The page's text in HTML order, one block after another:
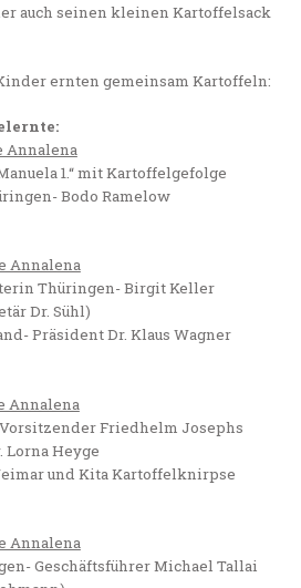
auch seinen kleinen Kartoffelsack
ernten gemeinsam Kartoffeln:
Annalena
1.“ mit Kartoffelgefolge
Bodo Ramelow
Annalena
Thüringen- Birgit Keller
Dr. Sühl)
Präsident Dr. Klaus Wagner
Annalena
Friedhelm Josephs
Lorna Heyge
und Kita Kartoffelknirpse
Annalena
Geschäftsführer Michael Tallai